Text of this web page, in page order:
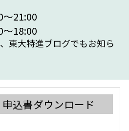
～21:00
～18:00
東大特進ブログでもお知ら
込書ダウンロード